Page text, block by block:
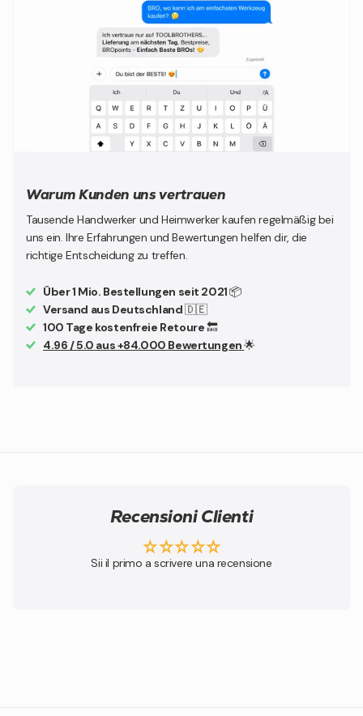
Warum Kunden uns vertrauen
Tausende Handwerker und Heimwerker kaufen regelmäßig bei
uns ein. Ihre Erfahrungen und Bewertungen helfen dir, die
richtige Entscheidung zu treffen.
Über 1 Mio. Bestellungen seit 2021📦
Versand aus Deutschland🇩🇪
100 Tage kostenfreie Retoure🔙
4.96 / 5.0 aus +84.000 Bewertungen🌟
Recensioni Clienti
Sii il primo a scrivere una recensione